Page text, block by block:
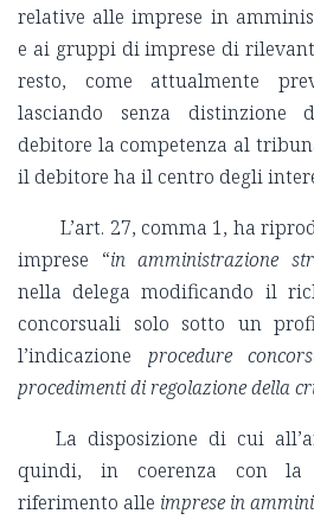
relative alle imprese in
e ai gruppi di imprese di
resto, come attualmente
lasciando senza distinzione
debitore la competenza al
il debitore ha il centro degli
L’art. 27, comma 1, ha
imprese “in amministrazione
nella delega modificando il
concorsuali solo sotto un
l’indicazione procedure
procedimenti di regolazione della
La disposizione di cui
quindi, in coerenza con la
riferimento alle imprese in